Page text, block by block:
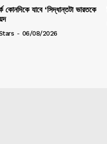
কোনদিকে যাবে ‘সিদ্ধান্তটা ভারতকে
- 06/08/2026